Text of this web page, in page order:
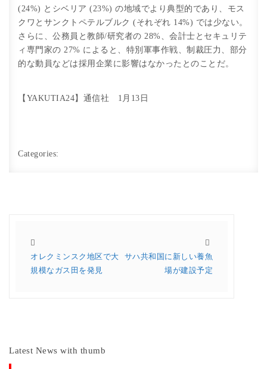
(24%) とシベリア (23%) の地域でより典型的であり、モス
クワとサンクトペテルブルク (それぞれ 14%) では少ない。
さらに、公務員と教師/研究者の 28%、会計士とセキュリテ
ィ専門家の 27% によると、特別軍事作戦、制裁圧力、部分
的な動員などは採用企業に影響はなかったとのことだ。
【YAKUTIA24】通信社 1月13日
Categories:
オレクミンスク地区で大
規模なガス田を発見
サハ共和国に新しい養魚
場が建設予定
Latest News with thumb